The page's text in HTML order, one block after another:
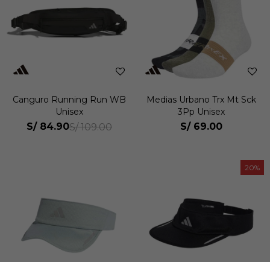
Canguro Running Run WB
Unisex
S/ 84.90S/ 109.00
Medias Urbano Trx Mt Sck
3Pp Unisex
S/ 69.00
20